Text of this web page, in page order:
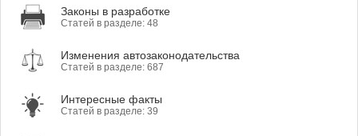
Законы в разработке
Статей в разделе: 48
Изменения автозаконодательства
Статей в разделе: 687
Интересные факты
Статей в разделе: 39